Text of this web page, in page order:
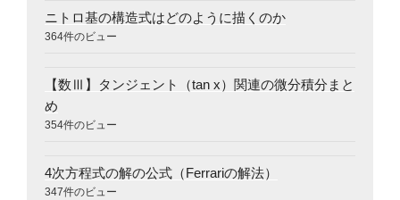
ニトロ基の構造式はどのように描くのか
364件のビュー
【数Ⅲ】タンジェント（tan x）関連の微分積分まと
め
354件のビュー
4次方程式の解の公式（Ferrariの解法）
347件のビュー